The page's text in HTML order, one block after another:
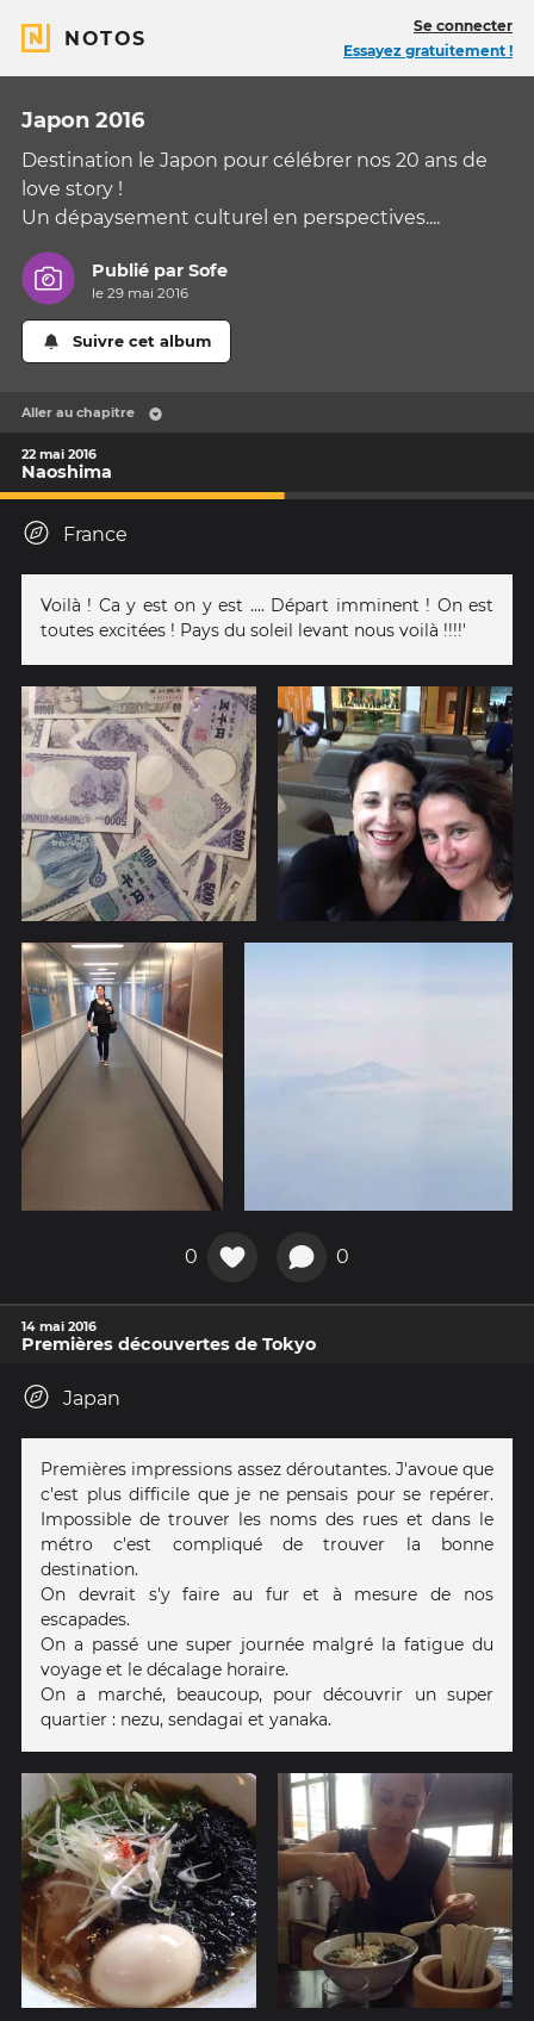
NOTOS
Se connecter
Essayez gratuitement !
Japon 2016
Destination le Japon pour célébrer nos 20 ans de
love story !
Un dépaysement culturel en perspectives....
Publié parSofe
le 29 mai 2016
Suivre cet album
Aller au chapitre
22 mai 2016
Naoshima
France
Voilà ! Ca y est on y est .... Départ imminent ! On est
toutes excitées ! Pays du soleil levant nous voilà !!!!'
0 0
14 mai 2016
Premières découvertes de Tokyo
Japan
Premières impressions assez déroutantes. J'avoue que
c'est plus difficile que je ne pensais pour se repérer.
Impossible de trouver les noms des rues et dans le
métro c'est compliqué de trouver la bonne
destination.
On devrait s'y faire au fur et à mesure de nos
escapades.
On a passé une super journée malgré la fatigue du
voyage et le décalage horaire.
On a marché, beaucoup, pour découvrir un super
quartier : nezu, sendagai et yanaka.